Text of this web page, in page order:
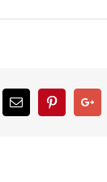
Google+
Pinterest